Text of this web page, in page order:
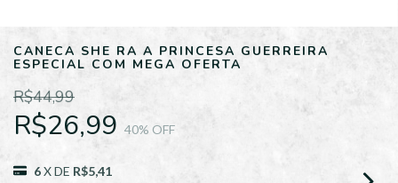
CANECA SHE RA A PRINCESA GUERREIRA
ESPECIAL COM MEGA OFERTA
R$44,99
R$26,99 40% OFF
6X DE R$5,41